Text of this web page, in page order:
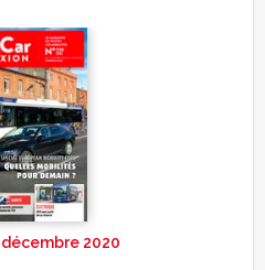
décembre 2020